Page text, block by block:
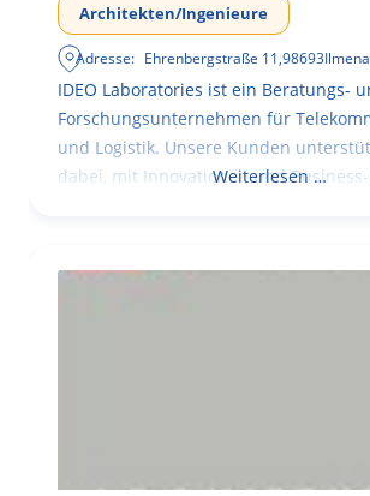
Architekten/Ingenieure
Adresse: Ehrenbergstraße 11,98693
IDEO Laboratories ist ein Beratungs-
Forschungsunternehmen für
und Logistik. Unsere Kunden
dabei, mit Innovationen und
Weiterlesen …